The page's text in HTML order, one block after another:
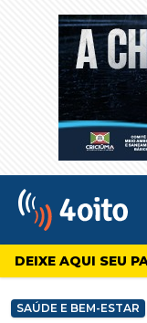
4oito
DEIXE AQUI SEU
SAÚDE E BEM-ESTAR